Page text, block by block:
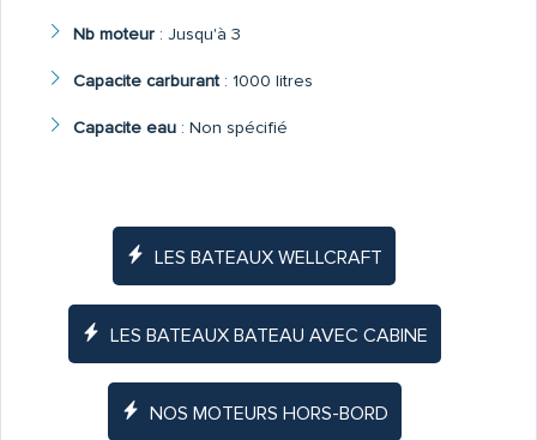
Nb moteur: Jusqu'à 3
Capacite carburant: 1000 litres
Capacite eau: Non spécifié
LES BATEAUX WELLCRAFT
LES BATEAUX BATEAU AVEC CABINE
NOS MOTEURS HORS-BORD